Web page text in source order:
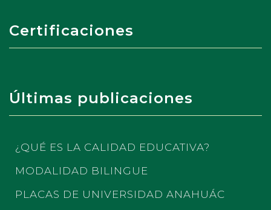
Certificaciones
Últimas publicaciones
¿QUÉ ES LA CALIDAD EDUCATIVA?
MODALIDAD BILINGUE
PLACAS DE UNIVERSIDAD ANAHUÁC